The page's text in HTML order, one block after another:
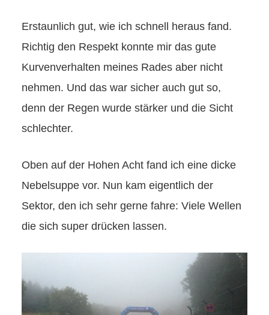
Erstaunlich gut, wie ich schnell heraus fand.
Richtig den Respekt konnte mir das gute
Kurvenverhalten meines Rades aber nicht
nehmen. Und das war sicher auch gut so,
denn der Regen wurde stärker und die Sicht
schlechter.
Oben auf der Hohen Acht fand ich eine dicke
Nebelsuppe vor. Nun kam eigentlich der
Sektor, den ich sehr gerne fahre: Viele Wellen
die sich super drücken lassen.